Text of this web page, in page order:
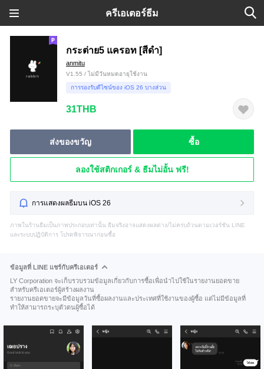
ครีเอเตอร์ธีม
กระต่าย5 แครอท [สีดำ]
anmitu
V1.55 / ไม่มีวันหมดอายุใช้งาน
การรองรับดีไซน์ของ iOS 26 บางส่วน
31THB
ส่งของขวัญ ซื้อ
ลองใช้สติกเกอร์ & ธีมไม่อั้น ฟรี!
การแสดงผลธีมบน iOS 26
ภาพในร้านธีมเป็นภาพประกอบเท่านั้น ธีมจริงอาจแสดงผลต่าง/ไม่ครบถ้วนตามเวอร์ชัน LINE
และระบบปฏิบัติการ โปรดพิจารณาก่อนซื้อ
ข้อมูลที่ LINE แชร์กับครีเอเตอร์
LY Corporation จะเก็บรวบรวมข้อมูลเกี่ยวกับการซื้อเพื่อนำไปใช้ในรายงานยอดขาย
สำหรับครีเอเตอร์ผู้สร้างผลงาน
รายงานยอดขายจะมีข้อมูลวันที่ซื้อผลงานและประเทศที่ใช้งานของผู้ซื้อ แต่ไม่มีข้อมูลที่
ทำให้สามารถระบุตัวตนผู้ซื้อได้